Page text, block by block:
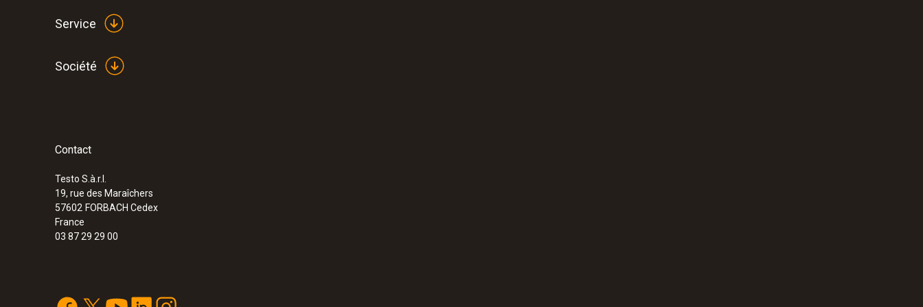
:0554 1203
Service
Société
Contact
Testo S.à.r.l.
19, rue des Maraîchers
57602 FORBACH Cedex
France
03 87 29 29 00